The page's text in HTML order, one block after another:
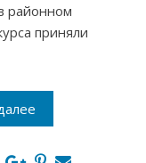
районном
приняли